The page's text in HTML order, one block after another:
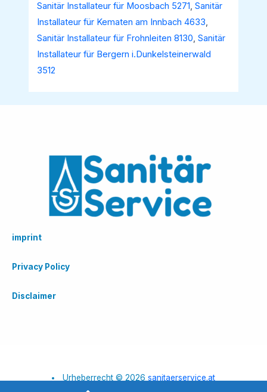
Sanitär Installateur für Moosbach 5271,Sanitär
Installateur für Kematen am Innbach 4633,
Sanitär Installateur für Frohnleiten 8130,Sanitär
Installateur für Bergern i.Dunkelsteinerwald
3512
imprint
Privacy Policy
Disclaimer
Urheberrecht © 2026sanitaerservice.at